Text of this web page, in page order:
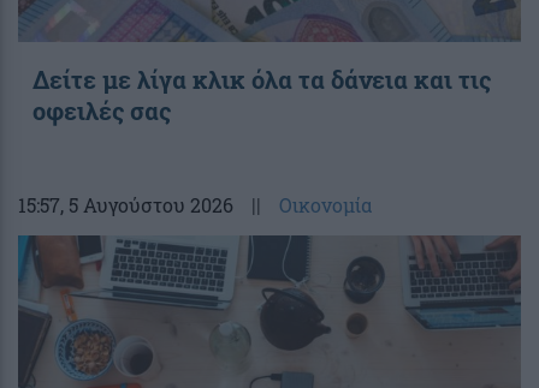
Δείτε με λίγα κλικ όλα τα δάνεια και τις
οφειλές σας
15:57, 5 Αυγούστου 2026 || Οικονομία